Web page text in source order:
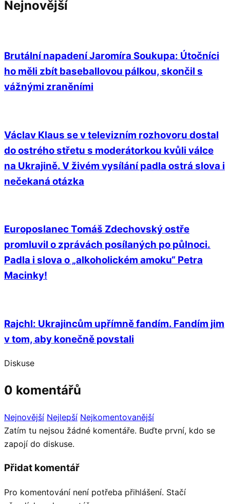
Nejnovější
Brutální napadení Jaromíra Soukupa: Útočníci
ho měli zbít baseballovou pálkou, skončil s
vážnými zraněními
Václav Klaus se v televizním rozhovoru dostal
do ostrého střetu s moderátorkou kvůli válce
na Ukrajině. V živém vysílání padla ostrá slova i
nečekaná otázka
Europoslanec Tomáš Zdechovský ostře
promluvil o zprávách posílaných po půlnoci.
Padla i slova o „alkoholickém amoku“ Petra
Macinky!
Rajchl: Ukrajincům upřímně fandím. Fandím jim
v tom, aby konečně povstali
Diskuse
0 komentářů
Nejnovější Nejlepší Nejkomentovanější
Zatím tu nejsou žádné komentáře. Buďte první, kdo se
zapojí do diskuse.
Přidat komentář
Pro komentování není potřeba přihlášení. Stačí